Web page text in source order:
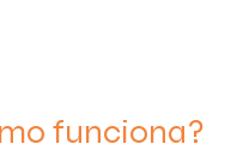
funciona?